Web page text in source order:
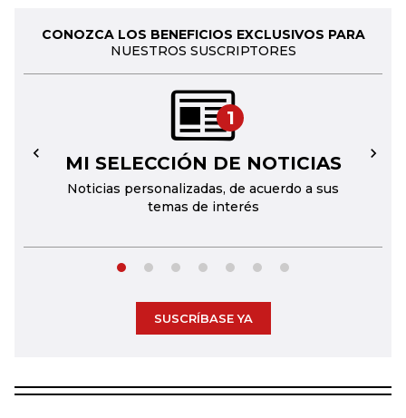
CONOZCA LOS BENEFICIOS EXCLUSIVOS PARA
NUESTROS SUSCRIPTORES
1
MI SELECCIÓN DE NOTICIAS
Noticias personalizadas, de acuerdo a sus
temas de interés
← →
SUSCRÍBASE YA